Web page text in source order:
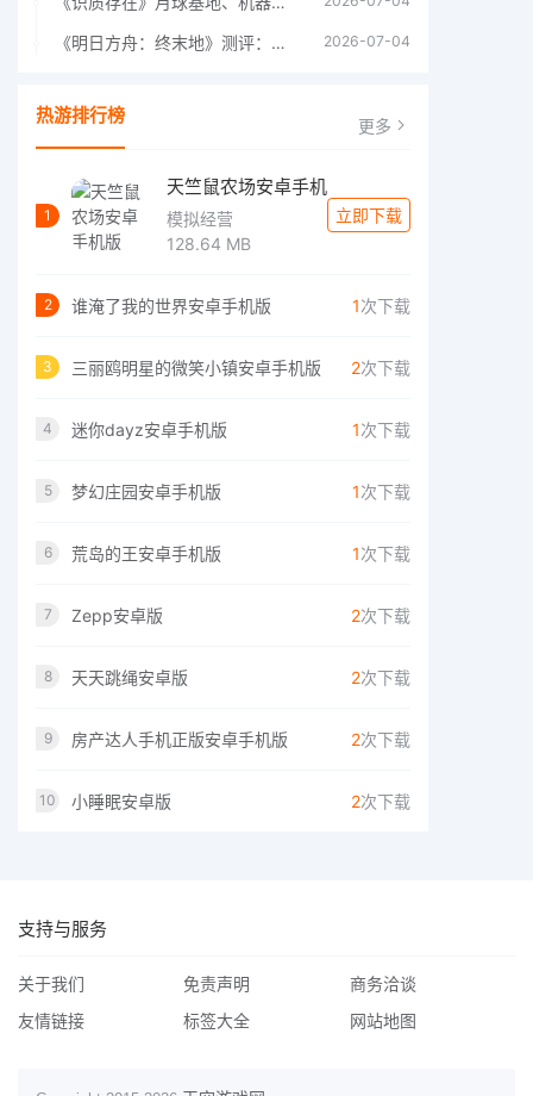
《明日方舟：终末地》测评：于荒芜之中，重建文明 2026-07-04
热游排行榜 更多
1
天竺鼠农场安卓手机
模拟经营
128.64 MB
立即下载
2 谁淹了我的世界安卓手机版 1次下载
3 三丽鸥明星的微笑小镇安卓手机版 2次下载
4 迷你dayz安卓手机版 1次下载
5 梦幻庄园安卓手机版 1次下载
6 荒岛的王安卓手机版 1次下载
7 Zepp安卓版 2次下载
8 天天跳绳安卓版 2次下载
9 房产达人手机正版安卓手机版 2次下载
10 小睡眠安卓版 2次下载
支持与服务
关于我们 免责声明
商务洽谈
友情链接
标签大全 网站地图